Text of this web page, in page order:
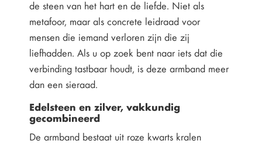
de steen van het hart en de liefde. Niet als
metafoor, maar als concrete leidraad voor
mensen die iemand verloren zijn die zij
liefhadden. Als u op zoek bent naar iets dat die
verbinding tastbaar houdt, is deze armband meer
dan een sieraad.
Edelsteen en zilver, vakkundig
gecombineerd
De armband bestaat uit roze kwarts kralen